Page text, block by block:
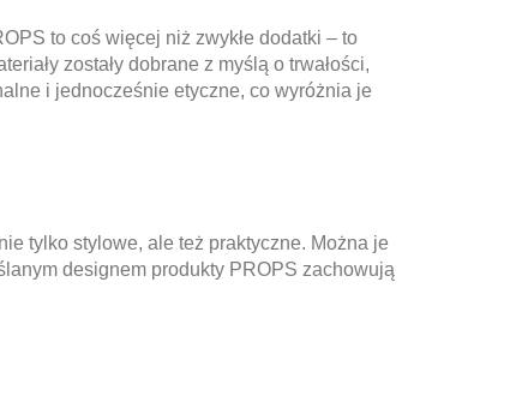
to coś więcej niż zwykłe dodatki – to
zostały dobrane z myślą o trwałości,
i jednocześnie etyczne, co wyróżnia je
tylko stylowe, ale też praktyczne. Można je
designem produkty PROPS zachowują